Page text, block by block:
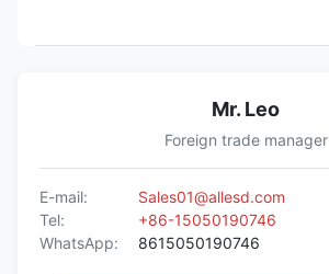
Mr. Leo
Foreign trade manager
E-mail:
Sales01@allesd.com
Tel:
+86-15050190746
WhatsApp:
8615050190746